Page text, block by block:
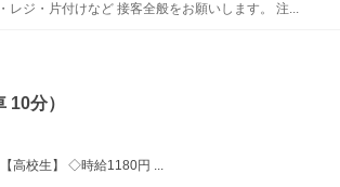
レジ・片付けなど 接客全般をお願いします。 注...
分）
高校生】 ◇時給1180円 ...